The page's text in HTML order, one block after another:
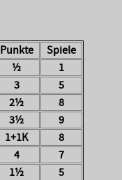
Punkte
Spiele
½
1
3
5
2½
8
3½
9
1+1K
8
4
7
1½
5